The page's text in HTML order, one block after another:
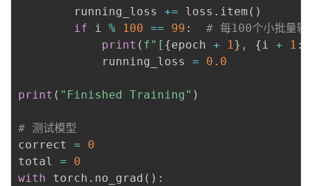
        running_loss
+= loss . item ( )
if i % 100 == 99 :
# 每100个小批量输
print ( f"[ {epoch + 1} , {i + 1 :
            running_loss
= 0.0
print ( "Finished Training" )
# 测试模型
correct =
0
total =
0
with torch . no_grad ( ) :